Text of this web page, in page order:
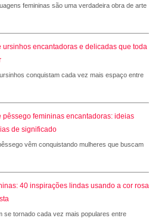
femininas são uma verdadeira obra de arte
ursinhos encantadoras e delicadas que toda
conquistam cada vez mais espaço entre
pêssego femininas encantadoras: ideias
de significado
vêm conquistando mulheres que buscam
40 inspirações lindas usando a cor rosa
se tornado cada vez mais populares entre